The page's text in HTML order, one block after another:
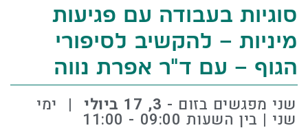
סוגיות בעבודה עם פגיעות
מיניות – להקשיב לסיפורי
הגוף – עם ד"ר אפרת נווה
שני מפגשים בזום -
⠀|⠀ימי
שני | בין השעות 09:00 - 11:00